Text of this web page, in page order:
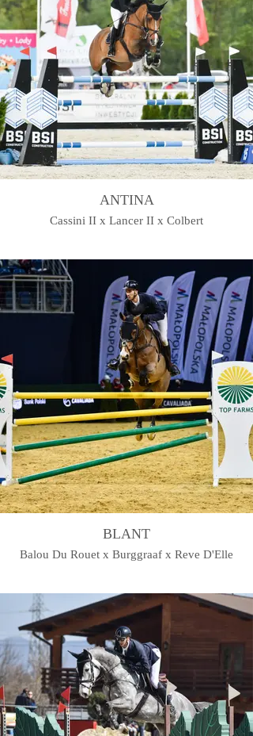
ANTINA
Cassini II x Lancer II x Colbert
BLANT
Balou Du Rouet x Burggraaf x Reve D'Elle